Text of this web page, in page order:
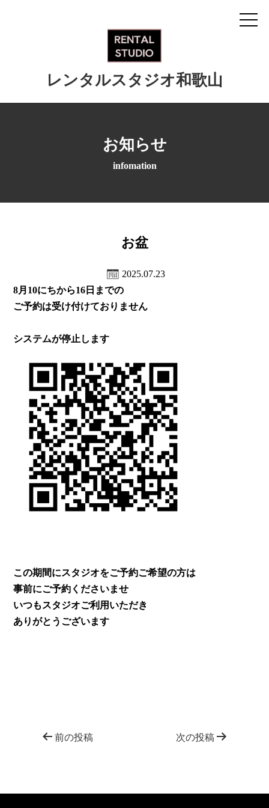
レンタルスタジオ和歌山
お知らせ
infomation
お盆
2025.07.23
8月10にちから16日までの
ご予約は受け付けておりません
システムが停止します
この期間にスタジオをご予約ご希望の方は
事前にご予約くださいませ
いつもスタジオご利用いただき
ありがとうございます
前の投稿 次の投稿